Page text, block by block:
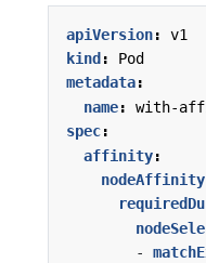
apiVersion:
v1
kind :
Pod
metadata:
name:
with-
spec:
affinity:
nodeAffinity
-